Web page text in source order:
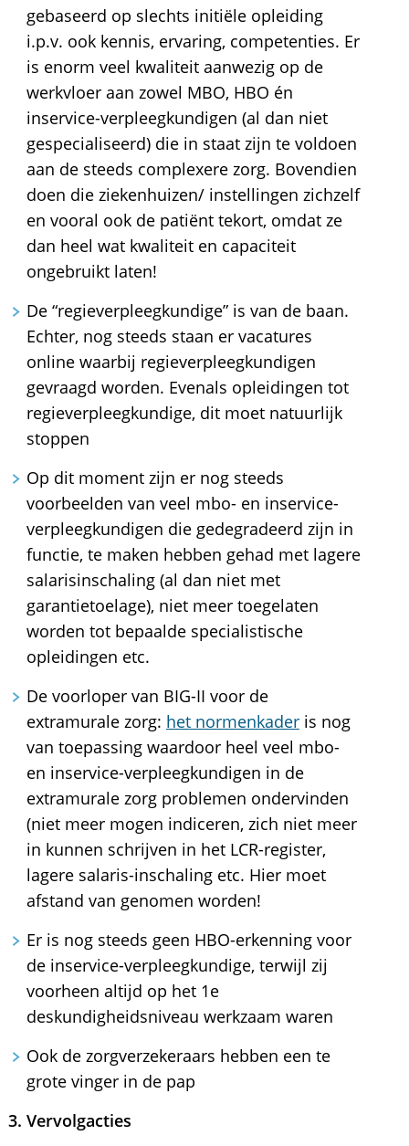
gebaseerd op slechts initiële opleiding
i.p.v. ook kennis, ervaring, competenties. Er
is enorm veel kwaliteit aanwezig op de
werkvloer aan zowel MBO, HBO én
inservice-verpleegkundigen (al dan niet
gespecialiseerd) die in staat zijn te voldoen
aan de steeds complexere zorg. Bovendien
doen die ziekenhuizen/ instellingen zichzelf
en vooral ook de patiënt tekort, omdat ze
dan heel wat kwaliteit en capaciteit
ongebruikt laten!
De “regieverpleegkundige” is van de baan.
Echter, nog steeds staan er vacatures
online waarbij regieverpleegkundigen
gevraagd worden. Evenals opleidingen tot
regieverpleegkundige, dit moet natuurlijk
stoppen
Op dit moment zijn er nog steeds
voorbeelden van veel mbo- en inservice-
verpleegkundigen die gedegradeerd zijn in
functie, te maken hebben gehad met lagere
salarisinschaling (al dan niet met
garantietoelage), niet meer toegelaten
worden tot bepaalde specialistische
opleidingen etc.
De voorloper van BIG-II voor de
extramurale zorg: het normenkaderis nog
van toepassing waardoor heel veel mbo-
en inservice-verpleegkundigen in de
extramurale zorg problemen ondervinden
(niet meer mogen indiceren, zich niet meer
in kunnen schrijven in het LCR-register,
lagere salaris-inschaling etc. Hier moet
afstand van genomen worden!
Er is nog steeds geen HBO-erkenning voor
de inservice-verpleegkundige, terwijl zij
voorheen altijd op het 1e
deskundigheidsniveau werkzaam waren
Ook de zorgverzekeraars hebben een te
grote vinger in de pap
3. Vervolgacties